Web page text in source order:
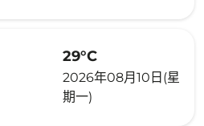
29°C
2026年08月10日(星
期一)